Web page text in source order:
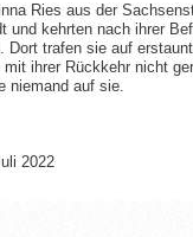
Ries aus der
und kehrten nach ihrer
Dort trafen sie auf
mit ihrer Rückkehr nicht
niemand auf sie.
2022